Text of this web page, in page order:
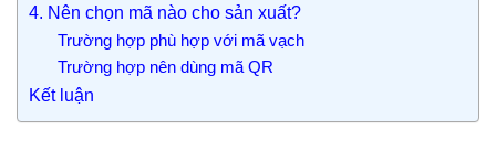
4. Nên chọn mã nào cho sản xuất?
Trường hợp phù hợp với mã vạch
Trường hợp nên dùng mã QR
Kết luận